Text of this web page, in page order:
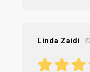
Linda Zaidi